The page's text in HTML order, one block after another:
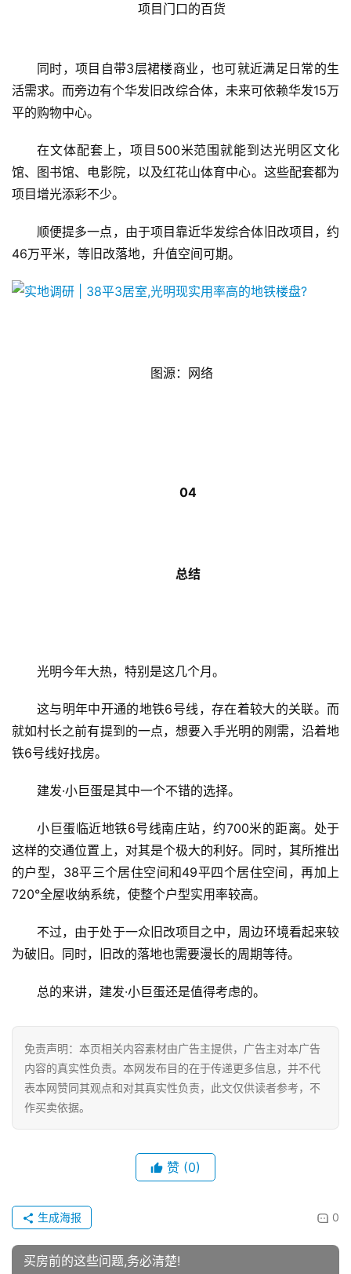
   项目门口的百货
同时，项目自带3层裙楼商业，也可就近满足日常的生
活需求。而旁边有个华发旧改综合体，未来可依赖华发15万
平的购物中心。
在文体配套上，项目500米范围就能到达光明区文化
馆、图书馆、电影院，以及红花山体育中心。这些配套都为
项目增光添彩不少。
顺便提多一点，由于项目靠近华发综合体旧改项目，约
46万平米，等旧改落地，升值空间可期。
   图源：网络
04
总结
光明今年大热，特别是这几个月。
这与明年中开通的地铁6号线，存在着较大的关联。而
就如村长之前有提到的一点，想要入手光明的刚需，沿着地
铁6号线好找房。
建发·小巨蛋是其中一个不错的选择。
小巨蛋临近地铁6号线南庄站，约700米的距离。处于
这样的交通位置上，对其是个极大的利好。同时，其所推出
的户型，38平三个居住空间和49平四个居住空间，再加上
720°全屋收纳系统，使整个户型实用率较高。
不过，由于处于一众旧改项目之中，周边环境看起来较
为破旧。同时，旧改的落地也需要漫长的周期等待。
总的来讲，建发·小巨蛋还是值得考虑的。
免责声明：本页相关内容素材由广告主提供，广告主对本广告
内容的真实性负责。本网发布目的在于传递更多信息，并不代
表本网赞同其观点和对其真实性负责，此文仅供读者参考，不
作买卖依据。
赞 (0)
0
生成海报
买房前的这些问题,务必清楚!